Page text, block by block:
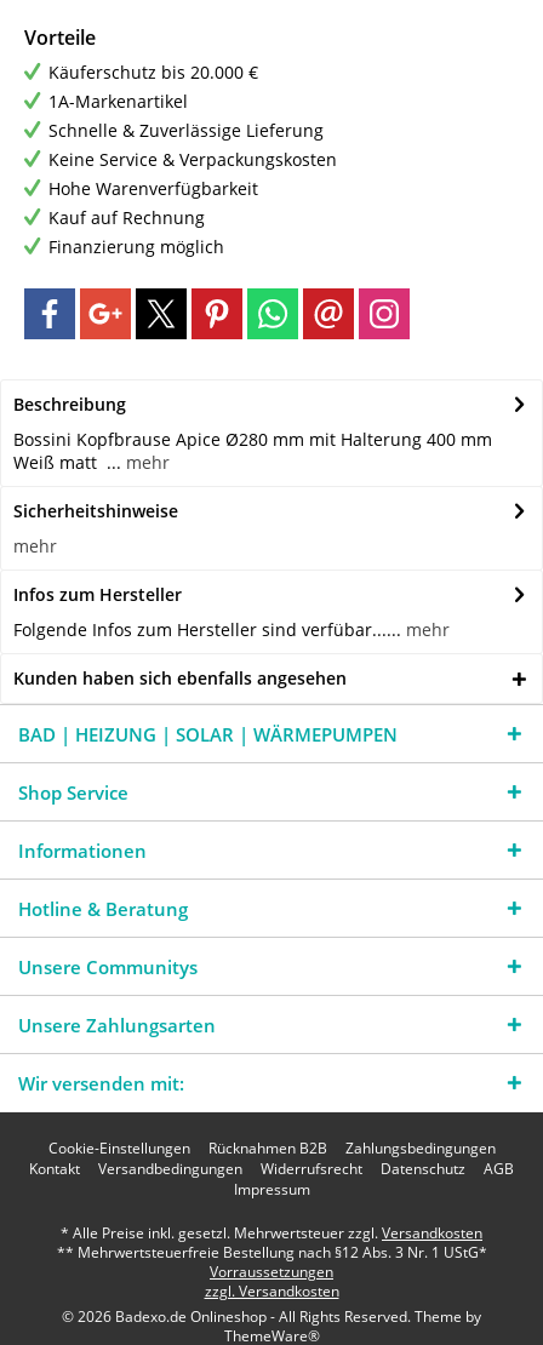
Vorteile
Käuferschutz bis 20.000 €
1A-Markenartikel
Schnelle & Zuverlässige Lieferung
Keine Service & Verpackungskosten
Hohe Warenverfügbarkeit
Kauf auf Rechnung
Finanzierung möglich
Beschreibung
Bossini Kopfbrause Apice Ø280 mm mit Halterung 400 mm
Weiß matt ... mehr
Sicherheitshinweise
mehr
Infos zum Hersteller
Folgende Infos zum Hersteller sind verfübar...... mehr
Kunden haben sich ebenfalls angesehen
BAD | HEIZUNG | SOLAR | WÄRMEPUMPEN
Shop Service
Informationen
Hotline & Beratung
Unsere Communitys
Unsere Zahlungsarten
Wir versenden mit:
Cookie-Einstellungen Rücknahmen B2B
Zahlungsbedingungen
Kontakt
Versandbedingungen Widerrufsrecht Datenschutz
AGB
Impressum
* Alle Preise inkl. gesetzl. Mehrwertsteuer zzgl.Versandkosten
** Mehrwertsteuerfreie Bestellung nach §12 Abs. 3 Nr. 1 UStG*
Vorraussetzungen
zzgl. Versandkosten
© 2026 Badexo.de Onlineshop - All Rights Reserved. Theme by
ThemeWare®